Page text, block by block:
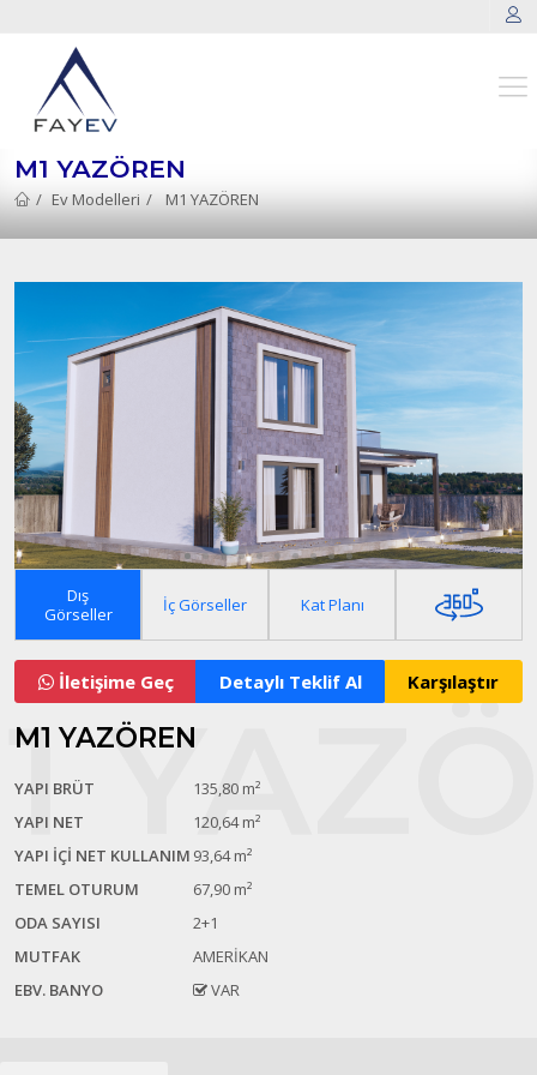
M1 YAZÖREN
Ev Modelleri M1 YAZÖREN
M1 YAZÖREN
YAPI BRÜT
135,80 m²
YAPI NET
120,64 m²
YAPI İÇİ NET KULLANIM 93,64 m²
TEMEL OTURUM
67,90 m²
ODA SAYISI
2+1
MUTFAK
AMERİKAN
EBV. BANYO
VAR
Dış
Görseller
İç Görseller Kat Planı
İletişime Geç Detaylı Teklif Al